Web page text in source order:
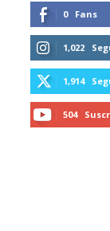
0 Fans
1,022
1,914
504